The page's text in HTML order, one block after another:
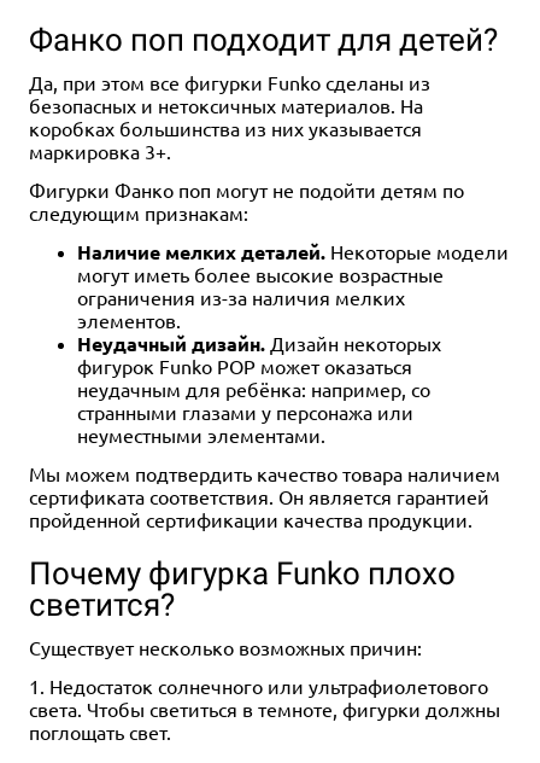
Фанко поп подходит для детей?
Да, при этом все фигурки Funko сделаны из
безопасных и нетоксичных материалов. На
коробках большинства из них указывается
маркировка 3+.
Фигурки Фанко поп могут не подойти детям по
следующим признакам:
Наличие мелких деталей. Некоторые модели
могут иметь более высокие возрастные
ограничения из-за наличия мелких
элементов.
Неудачный дизайн. Дизайн некоторых
фигурок Funko POP может оказаться
неудачным для ребёнка: например, со
странными глазами у персонажа или
неуместными элементами.
Мы можем подтвердить качество товара наличием
сертификата соответствия. Он является гарантией
пройденной сертификации качества продукции.
Почему фигурка Funko плохо
светится?
Существует несколько возможных причин:
1. Недостаток солнечного или ультрафиолетового
света. Чтобы светиться в темноте, фигурки должны
поглощать свет.